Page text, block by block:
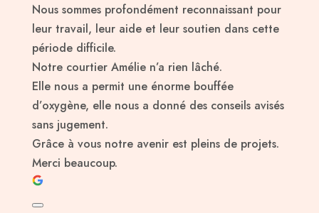
Nous sommes profondément reconnaissant pour
leur travail, leur aide et leur soutien dans cette
période difficile.
Notre courtier Amélie n’a rien lâché.
Elle nous a permit une énorme bouffée
d’oxygène, elle nous a donné des conseils avisés
sans jugement.
Grâce à vous notre avenir est pleins de projets.
Merci beaucoup.